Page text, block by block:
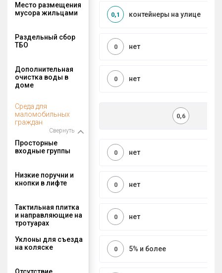
Место размещения
мусора жильцами
контейнеры на улице
0,1
Раздельный сбор
ТБО
нет
0
Дополнительная
очистка воды в
доме
нет
0
Среда для
маломобильных
граждан
Свернуть
0,6
Просторные
входные группы
нет
0
Низкие поручни и
кнопки в лифте
нет
0
Тактильная плитка
и направляющие на
тротуарах
нет
0
Уклоны для съезда
на коляске
5% и более
0
Отсутствие